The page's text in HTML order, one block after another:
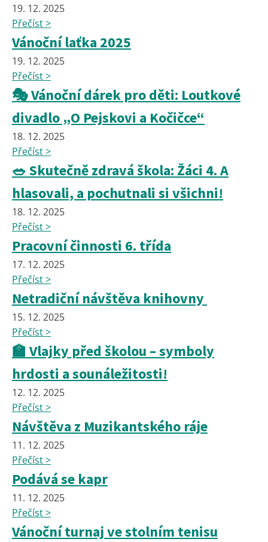
19. 12. 2025
Přečíst >
Vánoční laťka 2025
19. 12. 2025
Přečíst >
🎭 Vánoční dárek pro děti: Loutkové
divadlo „O Pejskovi a Kočičce“
18. 12. 2025
Přečíst >
🥗 Skutečně zdravá škola: Žáci 4. A
hlasovali, a pochutnali si všichni!
18. 12. 2025
Přečíst >
Pracovní činnosti 6. třída
17. 12. 2025
Přečíst >
Netradiční návštěva knihovny
15. 12. 2025
Přečíst >
🏫 Vlajky před školou – symboly
hrdosti a sounáležitosti!
12. 12. 2025
Přečíst >
Návštěva z Muzikantského ráje
11. 12. 2025
Přečíst >
Podává se kapr
11. 12. 2025
Přečíst >
Vánoční turnaj ve stolním tenisu